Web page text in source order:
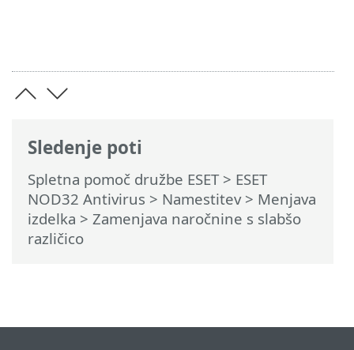
Sledenje poti
Spletna pomoč družbe ESET> ESET
NOD32 Antivirus > Namestitev> Menjava
izdelka > Zamenjava naročnine s slabšo
različico